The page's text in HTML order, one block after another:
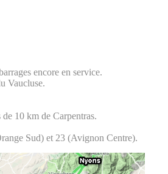
encore en service.
Vaucluse.
10 km de Carpentras.
Sud) et 23 (Avignon Centre).